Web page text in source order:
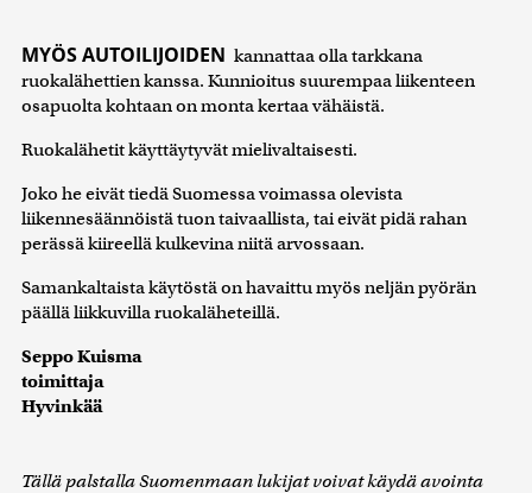
MYÖS AUTOILIJOIDEN kannattaa olla tarkkana
ruokalähettien kanssa. Kunnioitus suurempaa liikenteen
osapuolta kohtaan on monta kertaa vähäistä.
Ruokalähetit käyttäytyvät mielivaltaisesti.
Joko he eivät tiedä Suomessa voimassa olevista
liikennesäännöistä tuon taivaallista, tai eivät pidä rahan
perässä kiireellä kulkevina niitä arvossaan.
Samankaltaista käytöstä on havaittu myös neljän pyörän
päällä liikkuvilla ruokaläheteillä.
Seppo Kuisma
toimittaja
Hyvinkää
Tällä palstalla Suomenmaan lukijat voivat käydä avointa